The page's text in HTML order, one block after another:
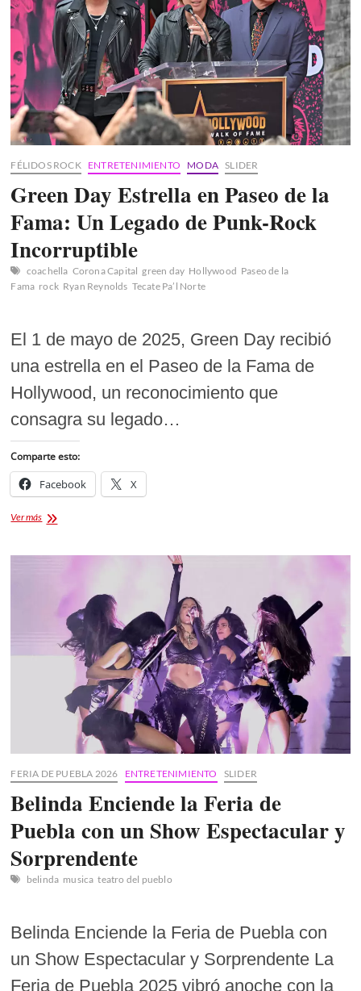
el
Cinturón
‘Xicohténcatl’
en
Arabia
Saudita
FÉLIDOS ROCK ENTRETENIMIENTO MODA SLIDER
Green Day Estrella en Paseo de la
Fama: Un Legado de Punk-Rock
Incorruptible
coachella Corona Capital green day Hollywood Paseo de la
Fama rock Ryan Reynolds Tecate Pa’l Norte
El 1 de mayo de 2025, Green Day recibió
una estrella en el Paseo de la Fama de
Hollywood, un reconocimiento que
consagra su legado…
Comparte esto:
Facebook X
Ver másGreen
Fama:
Legado
Incorruptible
FERIA DE PUEBLA 2026 ENTRETENIMIENTO SLIDER
Belinda Enciende la Feria de
Puebla con un Show Espectacular y
Sorprendente
belinda musica teatro del pueblo
Belinda Enciende la Feria de Puebla con
un Show Espectacular y Sorprendente La
Feria de Puebla 2025 vibró anoche con la